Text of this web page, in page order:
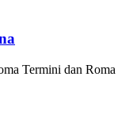
Termini dan Roma